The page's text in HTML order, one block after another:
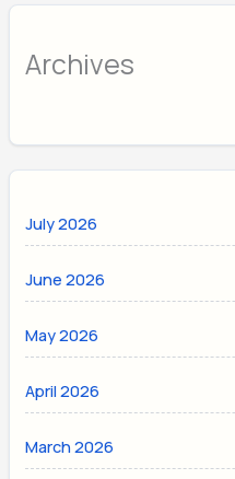
Archives
July 2026
June 2026
May 2026
April 2026
March 2026